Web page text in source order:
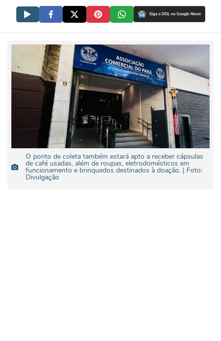
O ponto de coleta também estará apto a receber cápsulas
de café usadas, além de roupas, eletrodomésticos em
funcionamento e brinquedos destinados à doação. | Foto:
Divulgação